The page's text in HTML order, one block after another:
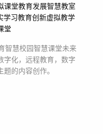
课堂教育发展智慧教室
学习教育创新虚拟教学
堂
智慧校园智慧课堂未来
字化，远程教育，数字
题的内容创作。